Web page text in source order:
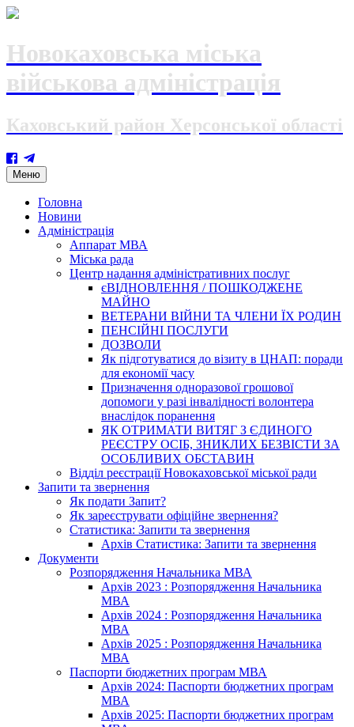
Новокаховська міська
військова адміністрація
Каховський район Херсонської області
Меню Skip
to
content
Головна
Новини
Адміністрація
Аппарат МВА
Міська рада
Центр надання адміністративних послуг
єВІДНОВЛЕННЯ / ПОШКОДЖЕНЕ
МАЙНО
ВЕТЕРАНИ ВІЙНИ ТА ЧЛЕНИ ЇХ РОДИН
ПЕНСІЙНІ ПОСЛУГИ
ДОЗВОЛИ
Як підготуватися до візиту в ЦНАП: поради
для економії часу
Призначення одноразової грошової
допомоги у разі інвалідності волонтера
внаслідок поранення
ЯК ОТРИМАТИ ВИТЯГ З ЄДИНОГО
РЕЄСТРУ ОСІБ, ЗНИКЛИХ БЕЗВІСТИ ЗА
ОСОБЛИВИХ ОБСТАВИН
Відділ реєстрації Новокаховської міської ради
Запити та звернення
Як подати Запит?
Як зареєструвати офіційне звернення?
Статистика: Запити та звернення
Архів Статистика: Запити та звернення
Документи
Розпорядження Начальника МВА
Архів 2023 : Розпорядження Начальника
МВА
Архів 2024 : Розпорядження Начальника
МВА
Архів 2025 : Розпорядження Начальника
МВА
Паспорти бюджетних програм МВА
Архів 2024: Паспорти бюджетних програм
МВА
Архів 2025: Паспорти бюджетних програм